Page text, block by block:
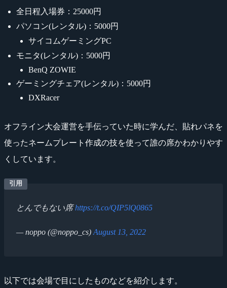
全日程入場券：25000円
パソコン(レンタル)：5000円
サイコムゲーミングPC
モニタ(レンタル)：5000円
BenQ ZOWIE
ゲーミングチェア(レンタル)：5000円
DXRacer
オフライン大会運営を手伝っていた時に学んだ、貼れパネを
使ったネームプレート作成の技を使って誰の席かわかりやす
くしています。
とんでもない席https://t.co/QIP5lQ0865
— noppo (@noppo_cs) August 13, 2022
以下では会場で目にしたものなどを紹介します。